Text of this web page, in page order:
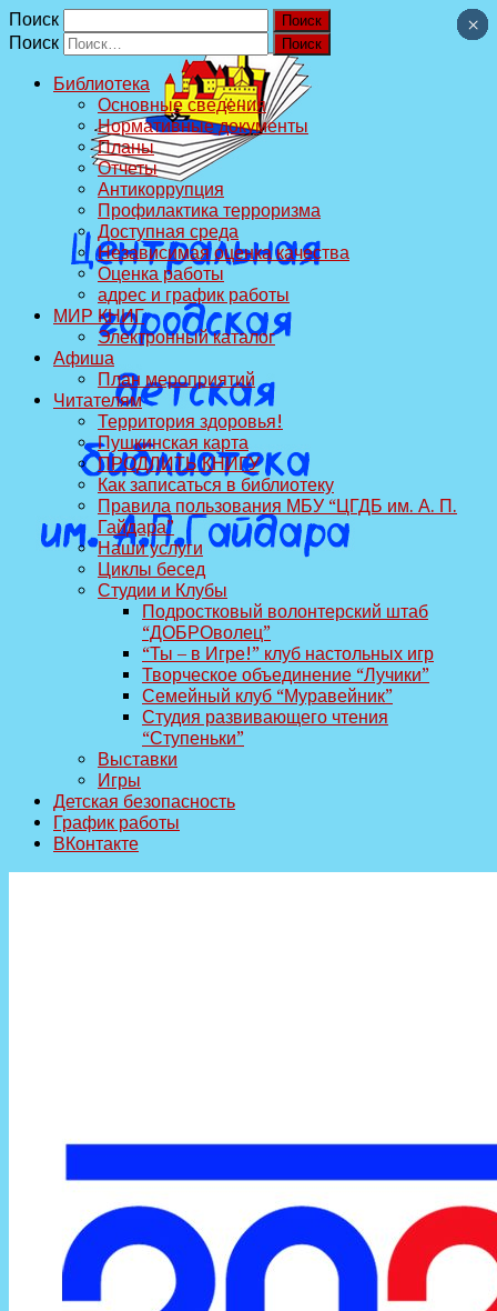
Поиск
Поиск
Библиотека
Основные сведения
Нормативные документы
Планы
Отчеты
Антикоррупция
Профилактика терроризма
Доступная среда
Независимая оценка качества
Оценка работы
адрес и график работы
МИР КНИГ
Электронный каталог
Афиша
План мероприятий
Читателям
Территория здоровья!
Пушкинская карта
ПРОДЛИТЬ КНИГУ
Как записаться в библиотеку
Правила пользования МБУ “ЦГДБ им. А. П.
Гайдара”
Наши услуги
Циклы бесед
Студии и Клубы
Подростковый волонтерский штаб
“ДОБРОволец”
“Ты – в Игре!” клуб настольных игр
Творческое объединение “Лучики”
Семейный клуб “Муравейник”
Студия развивающего чтения
“Ступеньки”
Выставки
Игры
Детская безопасность
График работы
ВКонтакте
×
×
×
×
×
×
×
×
×
×